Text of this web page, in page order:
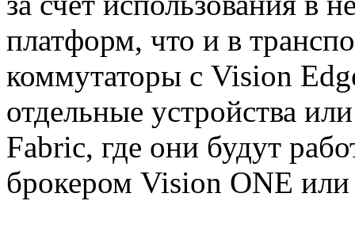
платформ, что и в
коммутаторы с Vision
отдельные устройства
Fabric, где они будут
брокером Vision ONE